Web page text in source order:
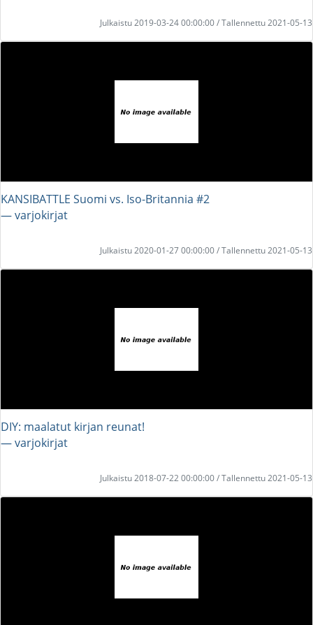
Julkaistu 2019-03-24 00:00:00 / Tallennettu 2021-05-13
KANSIBATTLE Suomi vs. Iso-Britannia #2
― varjokirjat
Julkaistu 2020-01-27 00:00:00 / Tallennettu 2021-05-13
DIY: maalatut kirjan reunat!
― varjokirjat
Julkaistu 2018-07-22 00:00:00 / Tallennettu 2021-05-13